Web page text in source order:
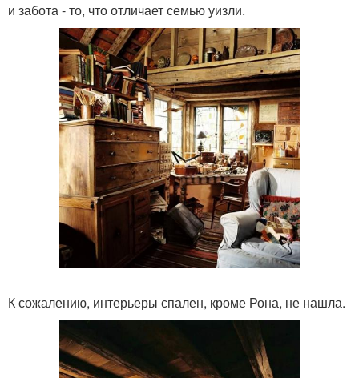
и забота - то, что отличает семью уизли.
К сожалению, интерьеры спален, кроме Рона, не нашла.